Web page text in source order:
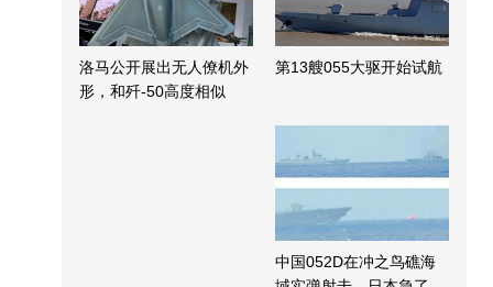
洛马公开展出无人僚机外
形，和歼-50高度相似
第13艘055大驱开始试航
中国052D在冲之鸟礁海